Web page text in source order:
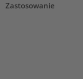
Zastosowanie